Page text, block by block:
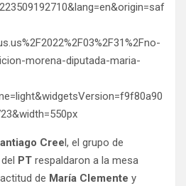
morena-diputada-maria-
Cree l, el grupo de
PT respaldaron a la mesa
de María Clemente y